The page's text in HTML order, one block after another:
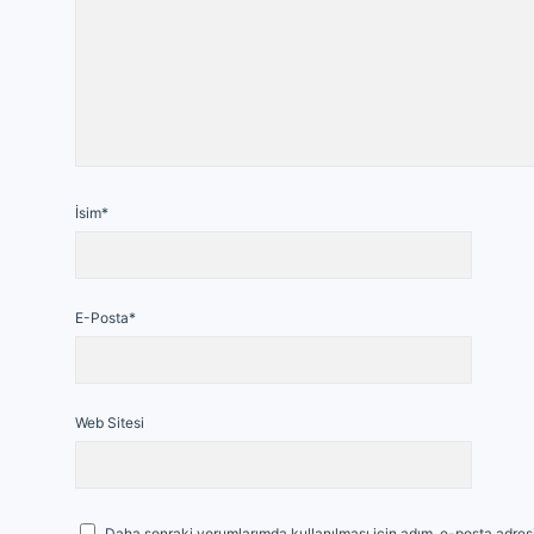
İsim*
E-Posta*
Web Sitesi